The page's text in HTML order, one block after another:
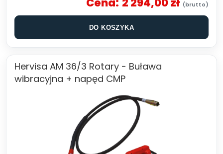
DO KOSZYKA
Hervisa AM 36/3 Rotary - Buława
wibracyjna + napęd CMP